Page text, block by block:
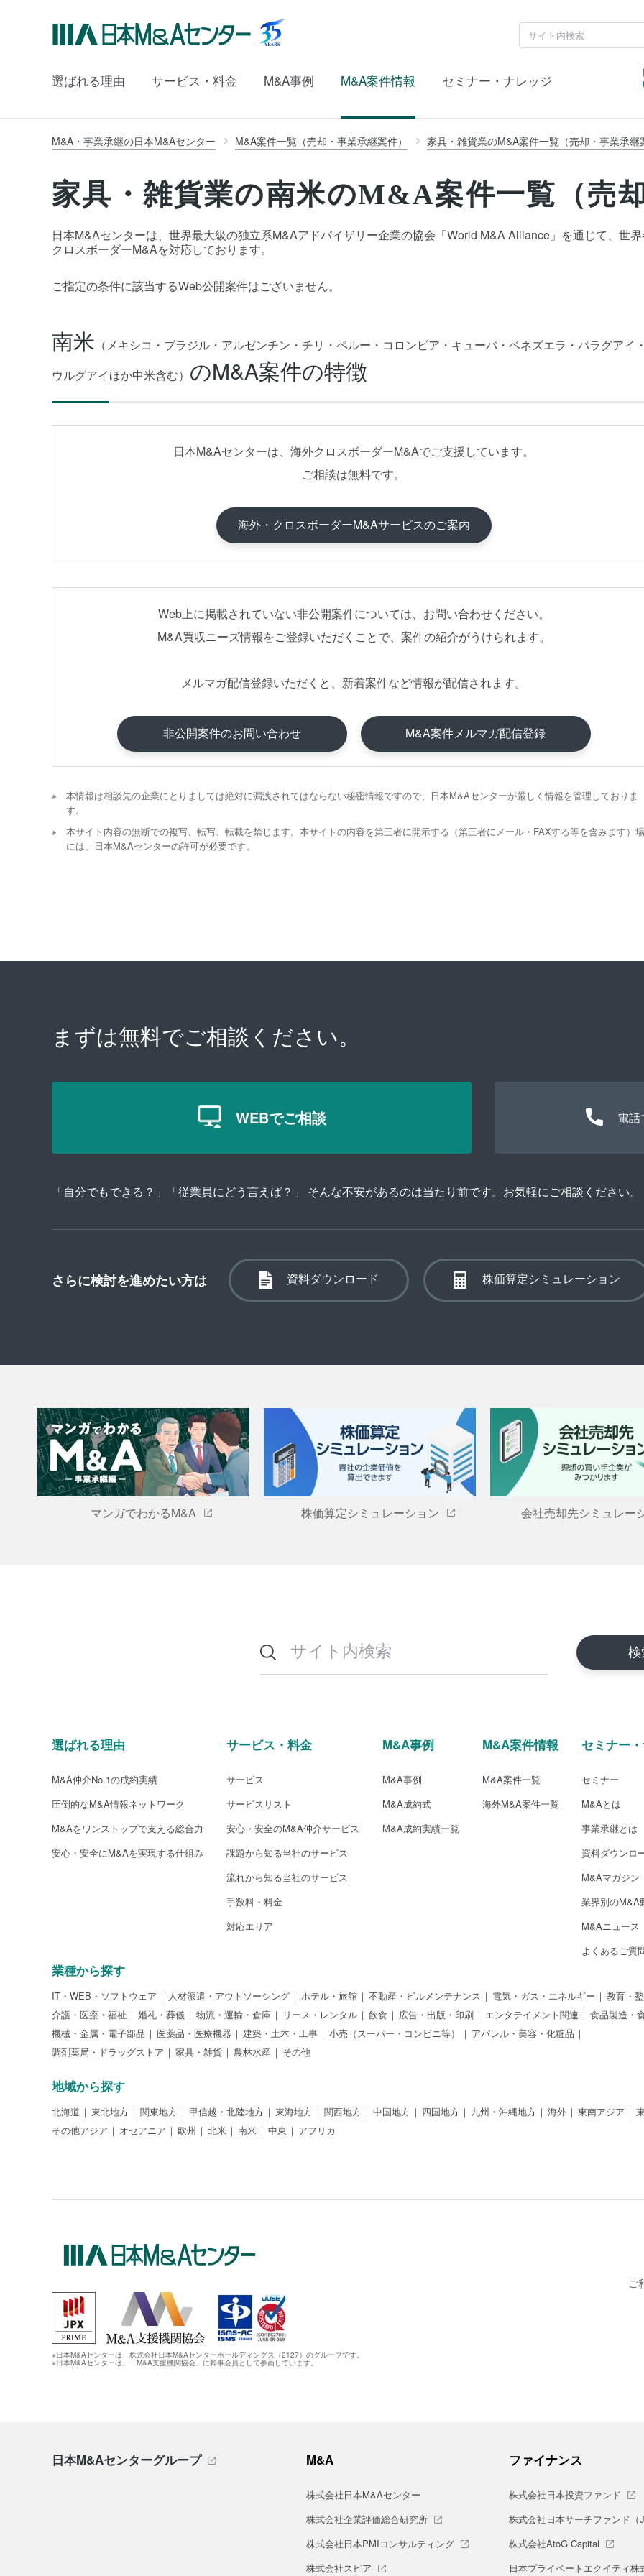
選ばれる理由 サービス・料金 M&A事例 M&A案件情報 セミナー・ナレッジ
M&A・事業承継の日本M&Aセンター M&A案件一覧（売却・事業承継案件） 家具・雑貨業のM&A案件一覧（売却・事業承継
家具・雑貨業の南米のM&A案件一覧（売
日本M&Aセンターは、世界最大級の独立系M&Aアドバイザリー企業の協会「World M&A Alliance」を通じて、世
クロスボーダーM&Aを対応しております。
ご指定の条件に該当するWeb公開案件はございません。
南米 （メキシコ・ブラジル・アルゼンチン・チリ・ペルー・コロンビア・キューバ・ベネズエラ・パラグアイ・
ウルグアイほか中米含む） のM&A案件の特徴
日本M&Aセンターは、海外クロスボーダーM&Aでご支援しています。
ご相談は無料です。
海外・クロスボーダーM&Aサービスのご案内
Web上に掲載されていない非公開案件については、お問い合わせください。
M&A買収ニーズ情報をご登録いただくことで、案件の紹介がうけられます。
メルマガ配信登録いただくと、新着案件など情報が配信されます。
非公開案件のお問い合わせ M&A案件メルマガ配信登録
本情報は相談先の企業にとりましては絶対に漏洩されてはならない秘密情報ですので、日本M&Aセンターが厳しく情報を管理しておりま
す。
本サイト内容の無断での複写、転写、転載を禁じます。本サイトの内容を第三者に開示する（第三者にメール・FAXする等を含みます）
には、日本M&Aセンターの許可が必要です。
まずは無料でご相談ください。
WEBでご相談 電話
「自分でもできる？」「従業員にどう言えば？」 そんな不安があるのは当たり前です。お気軽にご相談ください。
さらに検討を進めたい方は 資料ダウンロード 株価算定シミュレーション
マンガでわかるM&A 株価算定シミュレーション 会社売却先シミュレー
選ばれる理由
M&A仲介No.1の成約実績
圧倒的なM&A情報ネットワーク
M&Aをワンストップで支える総合力
安心・安全にM&Aを実現する仕組み
サービス・料金
サービス
サービスリスト
安心・安全のM&A仲介サービス
課題から知る当社のサービス
流れから知る当社のサービス
手数料・料金
対応エリア
M&A事例
M&A事例
M&A成約式
M&A成約実績一覧
M&A案件情報
M&A案件一覧
海外M&A案件一覧
セミナー
セミナー
M&Aとは
事業承継とは
資料ダウンロ
M&Aマガジン
業界別のM&A
M&Aニュース
よくあるご質
業種から探す
IT・WEB・ソフトウェア 人材派遣・アウトソーシング ホテル・旅館 不動産・ビルメンテナンス 電気・ガス・エネルギー
教育・塾
介護・医療・福祉
婚礼・葬儀 物流・運輸・倉庫 リース・レンタル 飲食 広告・出版・印刷 エンタテイメント関連
食品製造・
機械・金属・電子部品
医薬品・医療機器 建築・土木・工事 小売（スーパー・コンビニ等）
アパレル・美容・化粧品
調剤薬局・ドラッグストア
家具・雑貨 農林水産 その他
地域から探す
北海道 東北地方 関東地方 甲信越・北陸地方 東海地方 関西地方 中国地方 四国地方 九州・沖縄地方 海外 東南アジア
その他アジア
オセアニア 欧州 北米 南米 中東 アフリカ
※日本M&Aセンターは、株式会社日本M&Aセンターホールディングス（2127）のグループです。
※日本M&Aセンターは、「M&A支援機関協会」に幹事会員として参画しています。
ご
日本M&Aセンターグループ M&A
株式会社日本M&Aセンター
株式会社企業評価総合研究所
株式会社日本PMIコンサルティング
株式会社スピア
ファイナンス
株式会社日本投資ファンド
株式会社日本サーチファンド（
株式会社AtoG Capital
日本プライベートエクイティ株